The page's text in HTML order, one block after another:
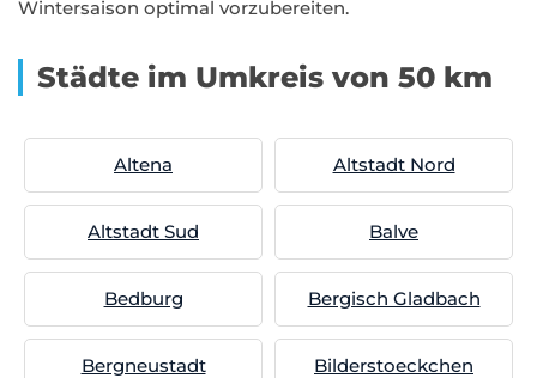
Wintersaison optimal vorzubereiten.
Städte im Umkreis von 50 km
Altena Altstadt Nord
Altstadt Sud Balve
Bedburg Bergisch Gladbach
Bergneustadt Bilderstoeckchen